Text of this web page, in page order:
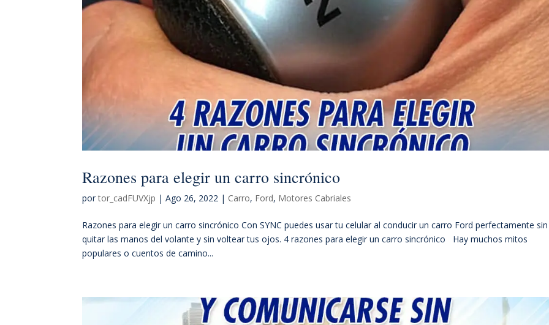
Razones para elegir un carro sincrónico
portor_cadFUVXjp |Ago 26, 2022 | Carro, Ford, Motores Cabriales
Razones para elegir un carro sincrónico Con SYNC puedes usar tu celular al conducir un carro Ford perfectamente sin
quitar las manos del volante y sin voltear tus ojos. 4 razones para elegir un carro sincrónico Hay muchos mitos
populares o cuentos de camino...